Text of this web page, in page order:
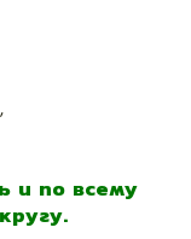
и по всему